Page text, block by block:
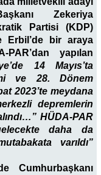
Zekeriya
Partisi (KDP)
Erbil’de bir araya
PAR’dan yapılan
14 Mayıs’ta
ve 28. Dönem
2023’te meydana
depremlerin
HÜDA-PAR
daha da
varıldı”
Cumhurbaşkanı